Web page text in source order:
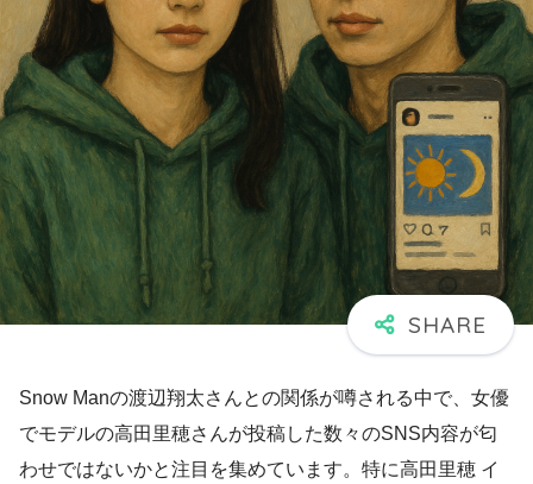
Snow Manの渡辺翔太さんとの関係が噂される中で、女優
でモデルの高田里穂さんが投稿した数々のSNS内容が匂
わせではないかと注目を集めています。特に高田里穂 イ